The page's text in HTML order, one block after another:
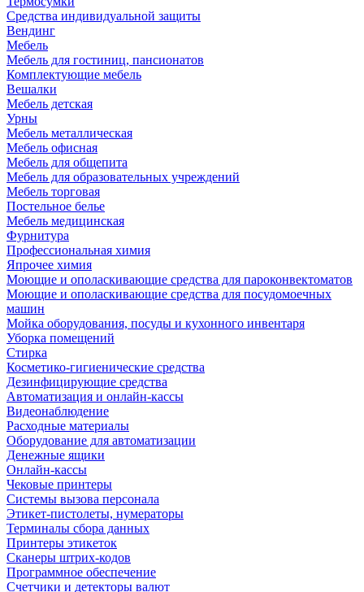
Средства индивидуальной защиты
Вендинг
Мебель
Мебель для гостиниц, пансионатов
Комплектующие мебель
Вешалки
Мебель детская
Урны
Мебель металлическая
Мебель офисная
Мебель для общепита
Мебель для образовательных учреждений
Мебель торговая
Постельное белье
Мебель медицинская
Фурнитура
Профессиональная химия
Япрочее химия
Моющие и ополаскивающие средства для пароконвектоматов
Моющие и ополаскивающие средства для посудомоечных
машин
Мойка оборудования, посуды и кухонного инвентаря
Уборка помещений
Стирка
Косметико-гигиенические средства
Дезинфицирующие средства
Автоматизация и онлайн-кассы
Видеонаблюдение
Расходные материалы
Оборудование для автоматизации
Денежные ящики
Онлайн-кассы
Чековые принтеры
Системы вызова персонала
Этикет-пистолеты, нумераторы
Терминалы сбора данных
Принтеры этикеток
Сканеры штрих-кодов
Программное обеспечение
Счетчики и детекторы валют